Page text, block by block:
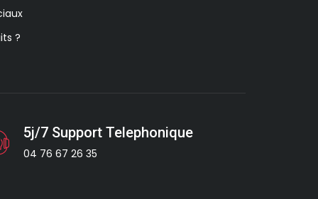
?
5j/7 Support Telephonique
04 76 67 26 35